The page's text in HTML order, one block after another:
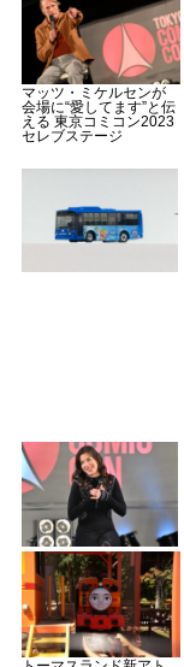
マッツ・ミケルセンが
会場に“愛してます”と伝
える 東京コミコン2023
セレブステージ